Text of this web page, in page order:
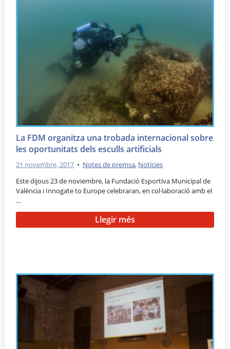
La FDM organitza una trobada internacional sobre
les oportunitats dels esculls artificials
21 novembre, 2017 • Notes de premsa, Notícies
Este dijous 23 de noviembre, la Fundació Esportiva Municipal de
València i Innogate to Europe celebraran, en col·laboració amb el
…
Llegir més